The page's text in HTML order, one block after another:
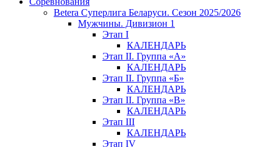
Betera Суперлига Беларуси. Сезон 2025/2026
Мужчины. Дивизион 1
Этап I
КАЛЕНДАРЬ
Этап II. Группа «А»
КАЛЕНДАРЬ
Этап II. Группа «Б»
КАЛЕНДАРЬ
Этап II. Группа «В»
КАЛЕНДАРЬ
Этап III
КАЛЕНДАРЬ
Этап IV